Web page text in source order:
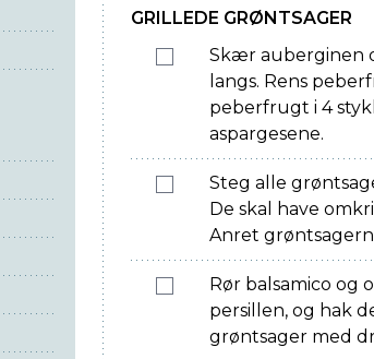
GRILLEDE GRØNTSAGER
Skær auberginen
langs. Rens
peberfrugt i 4
aspargesene.
Steg alle
De skal have
Anret
Rør balsamico og
persillen, og hak
grøntsager med